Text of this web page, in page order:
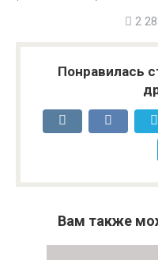
2
Понравилась
Вам также